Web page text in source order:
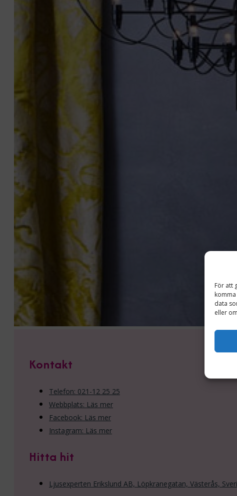
För att
data
eller
Kontakt
Telefon: 021-12 25 25
Webbplats: Läs mer
Facebook: Läs mer
Instagram: Läs mer
Hitta hit
Ljusexperten Erikslund AB, Löpkranegatan, Västerås,